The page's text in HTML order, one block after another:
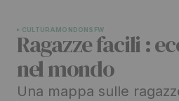
CULTURAMONDONSFW
Ragazze facili :
nel mondo
Una mappa sulle